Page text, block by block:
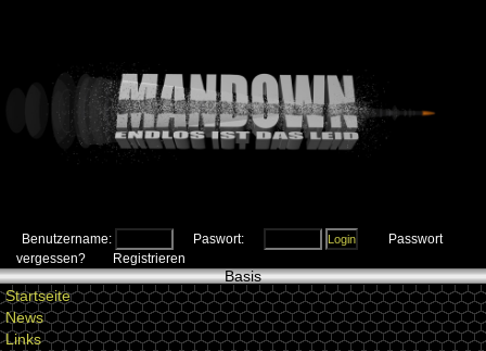
Benutzername: Paswort:
Passwort
vergessen?
Registrieren
Basis
Startseite
News
Links